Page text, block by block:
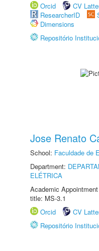
Orcid
CV
ResearcherID
Dimensions
Repositório
Jose Renato
School: Faculdade de
Department:
ELÉTRICA
Academic
title: MS-3.1
Orcid
CV
Repositório